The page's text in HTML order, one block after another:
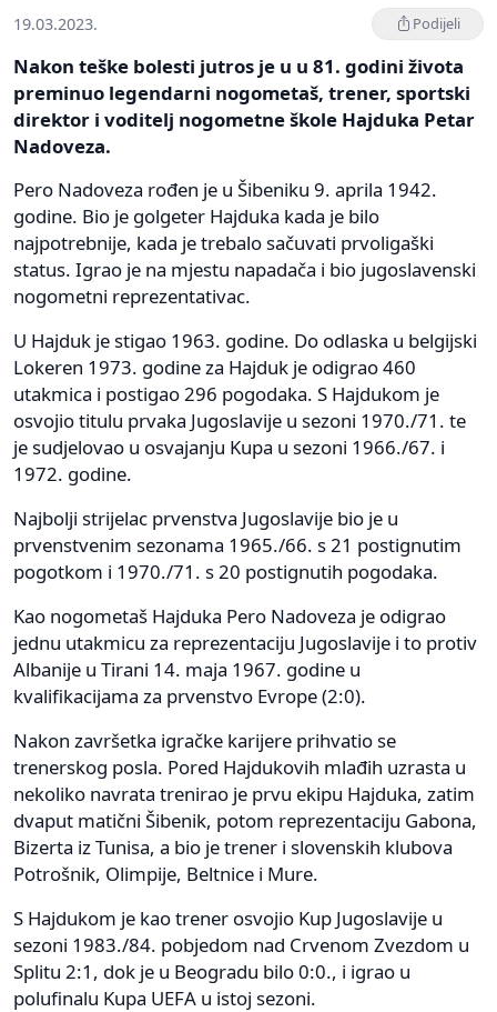
19.03.2023. Podijeli
Nakon teške bolesti jutros je u u 81. godini života
preminuo legendarni nogometaš, trener, sportski
direktor i voditelj nogometne škole Hajduka Petar
Nadoveza.
Pero Nadoveza rođen je u Šibeniku 9. aprila 1942.
godine. Bio je golgeter Hajduka kada je bilo
najpotrebnije, kada je trebalo sačuvati prvoligaški
status. Igrao je na mjestu napadača i bio jugoslavenski
nogometni reprezentativac.
U Hajduk je stigao 1963. godine. Do odlaska u belgijski
Lokeren 1973. godine za Hajduk je odigrao 460
utakmica i postigao 296 pogodaka. S Hajdukom je
osvojio titulu prvaka Jugoslavije u sezoni 1970./71. te
je sudjelovao u osvajanju Kupa u sezoni 1966./67. i
1972. godine.
Najbolji strijelac prvenstva Jugoslavije bio je u
prvenstvenim sezonama 1965./66. s 21 postignutim
pogotkom i 1970./71. s 20 postignutih pogodaka.
Kao nogometaš Hajduka Pero Nadoveza je odigrao
jednu utakmicu za reprezentaciju Jugoslavije i to protiv
Albanije u Tirani 14. maja 1967. godine u
kvalifikacijama za prvenstvo Evrope (2:0).
Nakon završetka igračke karijere prihvatio se
trenerskog posla. Pored Hajdukovih mlađih uzrasta u
nekoliko navrata trenirao je prvu ekipu Hajduka, zatim
dvaput matični Šibenik, potom reprezentaciju Gabona,
Bizerta iz Tunisa, a bio je trener i slovenskih klubova
Potrošnik, Olimpije, Beltnice i Mure.
S Hajdukom je kao trener osvojio Kup Jugoslavije u
sezoni 1983./84. pobjedom nad Crvenom Zvezdom u
Splitu 2:1, dok je u Beogradu bilo 0:0., i igrao u
polufinalu Kupa UEFA u istoj sezoni.